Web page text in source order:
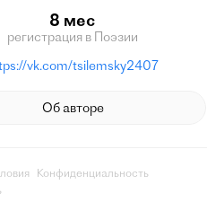
8 мес
регистрация в Поэзии
vk.com/tsilemsky2407
Об авторе
Конфиденциальность